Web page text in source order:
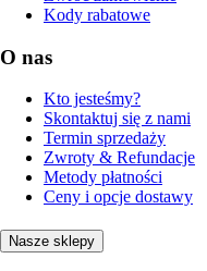
Kody rabatowe
O nas
Kto jesteśmy?
Skontaktuj się z nami
Termin sprzedaży
Zwroty & Refundacje
Metody płatności
Ceny i opcje dostawy
Nasze sklepy